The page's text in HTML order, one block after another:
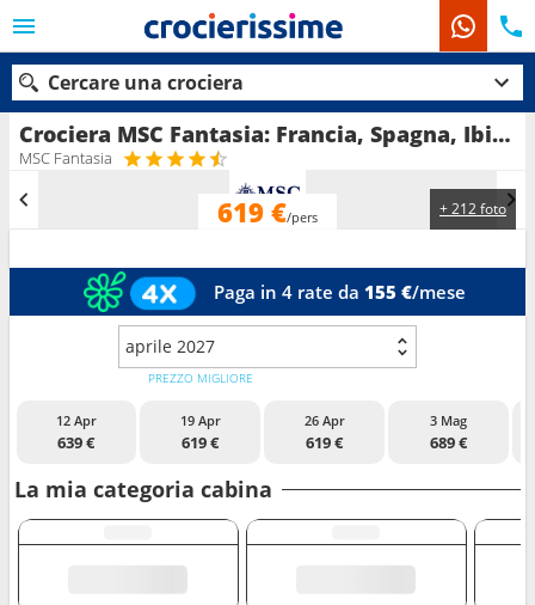
Crociera MSC Fantasia: Francia, Spagna, Ibiza, Italia in partenza da Civitavecchia - Roma
MSC Fantasia
+ 212 foto
619 €/pers
Paga in 4 rate da 155 €/mese
aprile 2027
12 Apr
639 €
PREZZO MIGLIORE
19 Apr
619 €
26 Apr
619 €
3 Mag
689 €
La mia categoria cabina
Cercare una crociera
Le nostre destinazioni
Mesi di partenza
Porti Compagnie
Ricerca